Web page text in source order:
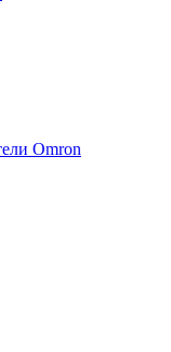
Omron